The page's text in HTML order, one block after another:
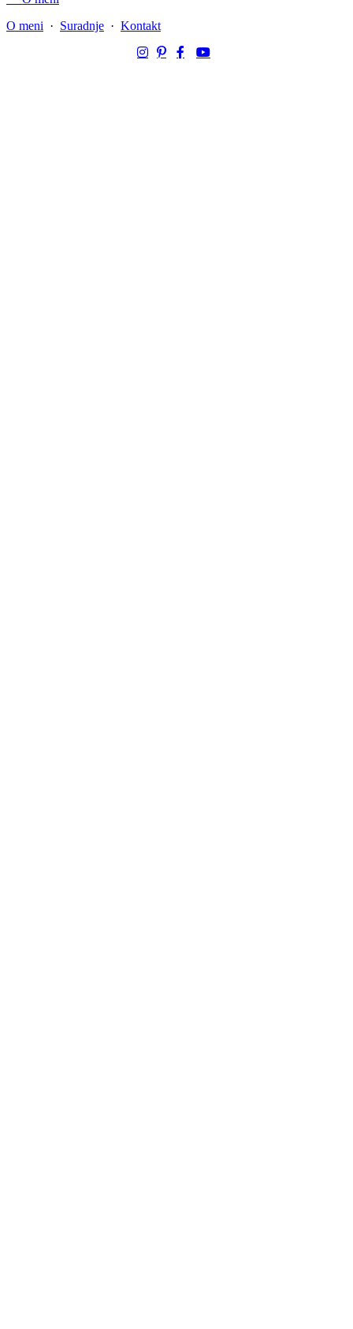
O meni · Suradnje · Kontakt